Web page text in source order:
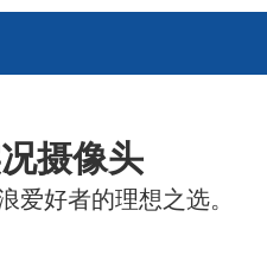
摄像头
好者的理想之选。